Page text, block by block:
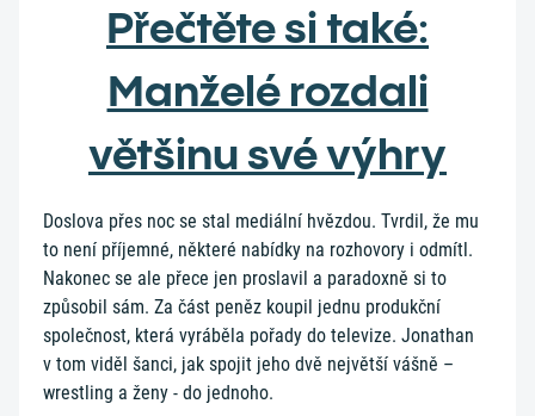
Přečtěte si také:
Manželé rozdali
většinu své výhry
Doslova přes noc se stal mediální hvězdou. Tvrdil, že mu
to není příjemné, některé nabídky na rozhovory i odmítl.
Nakonec se ale přece jen proslavil a paradoxně si to
způsobil sám. Za část peněz koupil jednu produkční
společnost, která vyráběla pořady do televize. Jonathan
v tom viděl šanci, jak spojit jeho dvě největší vášně –
wrestling a ženy - do jednoho.